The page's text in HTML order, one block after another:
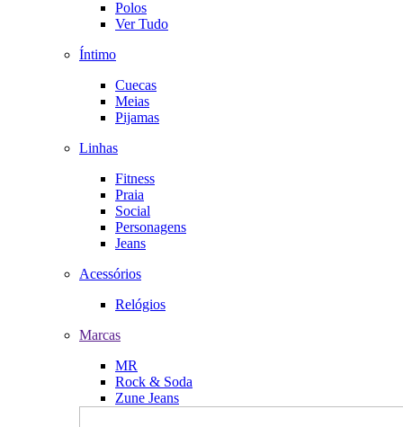
Polos
Ver Tudo
Íntimo
Cuecas
Meias
Pijamas
Linhas
Fitness
Praia
Social
Personagens
Jeans
Acessórios
Relógios
Marcas
MR
Rock & Soda
Zune Jeans